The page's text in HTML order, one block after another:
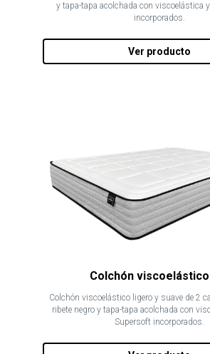
y tapa-tapa acolchada con viscoelástica
incorporados.
Ver producto
Colchón
Colchón viscoelástico ligero y suave de 2
ribete negro y tapa-tapa acolchada con
Supersoft incorporados.